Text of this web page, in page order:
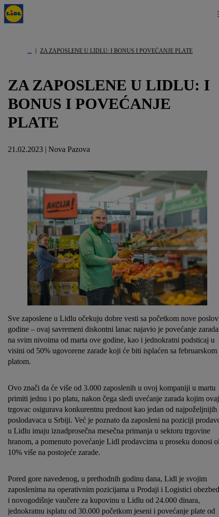
ZA ZAPOSLENE U LIDLU: I BONUS I POVEĆANJE PLATE
ZA ZAPOSLENE U LIDLU: I
BONUS I POVEĆANJE
PLATE
21.02.2023 | Nova Pazova
Sve zaposlene u Lidlu očekuju dobre vesti sa početkom nove
godine – ovaj savremeni diskontni lanac najavio je povećanje zarada
na svim nivoima od marta ove godine, kao i jednokratni podsticaj u
visini od 50% ugovorene zarade koji će biti isplaćen sa februarskom
platom.
Ovo znači da će više od 3.000 zaposlenih u ovoj kompaniji u martu
primiti jednu i po platu, nakon čega sledi uvećanje zarada kojim ovaj
trgovac osigurava konkurentnu prednost kao jedan od najpoželjnijih
poslodavaca u Srbiji. Već je poznato da zaposleni na poziciji
u Lidlu imaju iznadprosečna mesečna primanja u sektoru trgovine
hranom, a pomenuto povećanje Lidl prodavcima u proseku donosi
10% više na postojeće zarade.
Pored gore navedenog, u prethodnih godinu dana, Lidl je svojim
zaposlenima na operativnim pozicijama u Prodaji i Logistici
i novogodišnje vaučere za kupovinu u Lidlu od 24.000 dinara,
jednokratnu isplatu od 30.000 početkom jeseni i povećanje plate od